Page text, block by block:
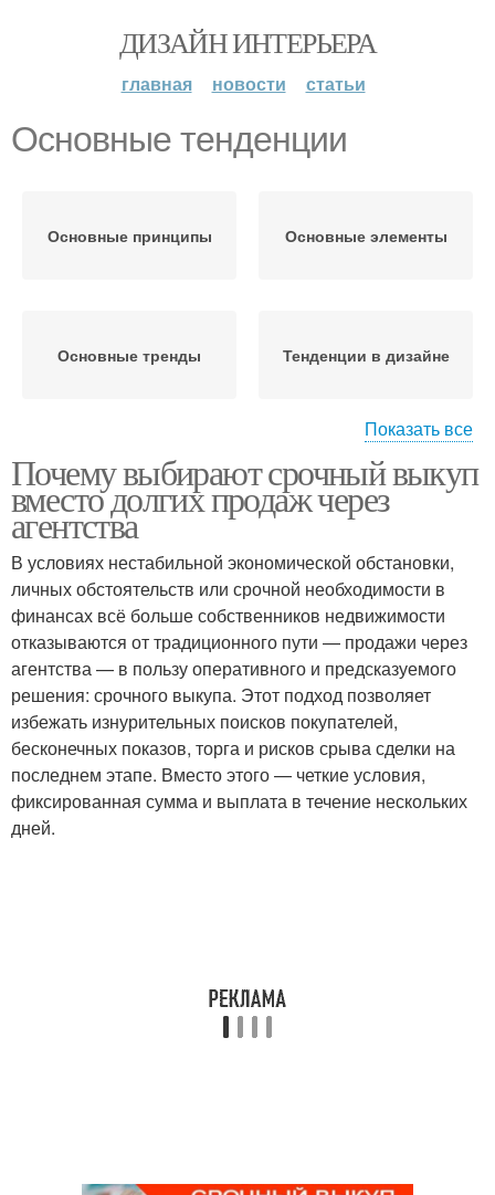
ДИЗАЙН ИНТЕРЬЕРА
главная новости статьи
Основные тенденции
Основные принципы Основные элементы
Основные тренды Тенденции в дизайне
Ключевые тенденции
Показать все
Почему выбирают срочный выкуп
вместо долгих продаж через
агентства
В условиях нестабильной экономической обстановки,
личных обстоятельств или срочной необходимости в
финансах всё больше собственников недвижимости
отказываются от традиционного пути — продажи через
агентства — в пользу оперативного и предсказуемого
решения: срочного выкупа. Этот подход позволяет
избежать изнурительных поисков покупателей,
бесконечных показов, торга и рисков срыва сделки на
последнем этапе. Вместо этого — четкие условия,
фиксированная сумма и выплата в течение нескольких
дней.